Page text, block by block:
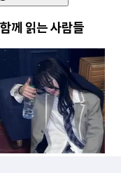
함께 읽는 사람들